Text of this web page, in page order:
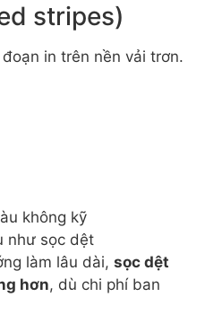
stripes)
in trên nền vải trơn.
không kỹ
như sọc dệt
làm lâu dài, sọc dệt
hơn, dù chi phí ban